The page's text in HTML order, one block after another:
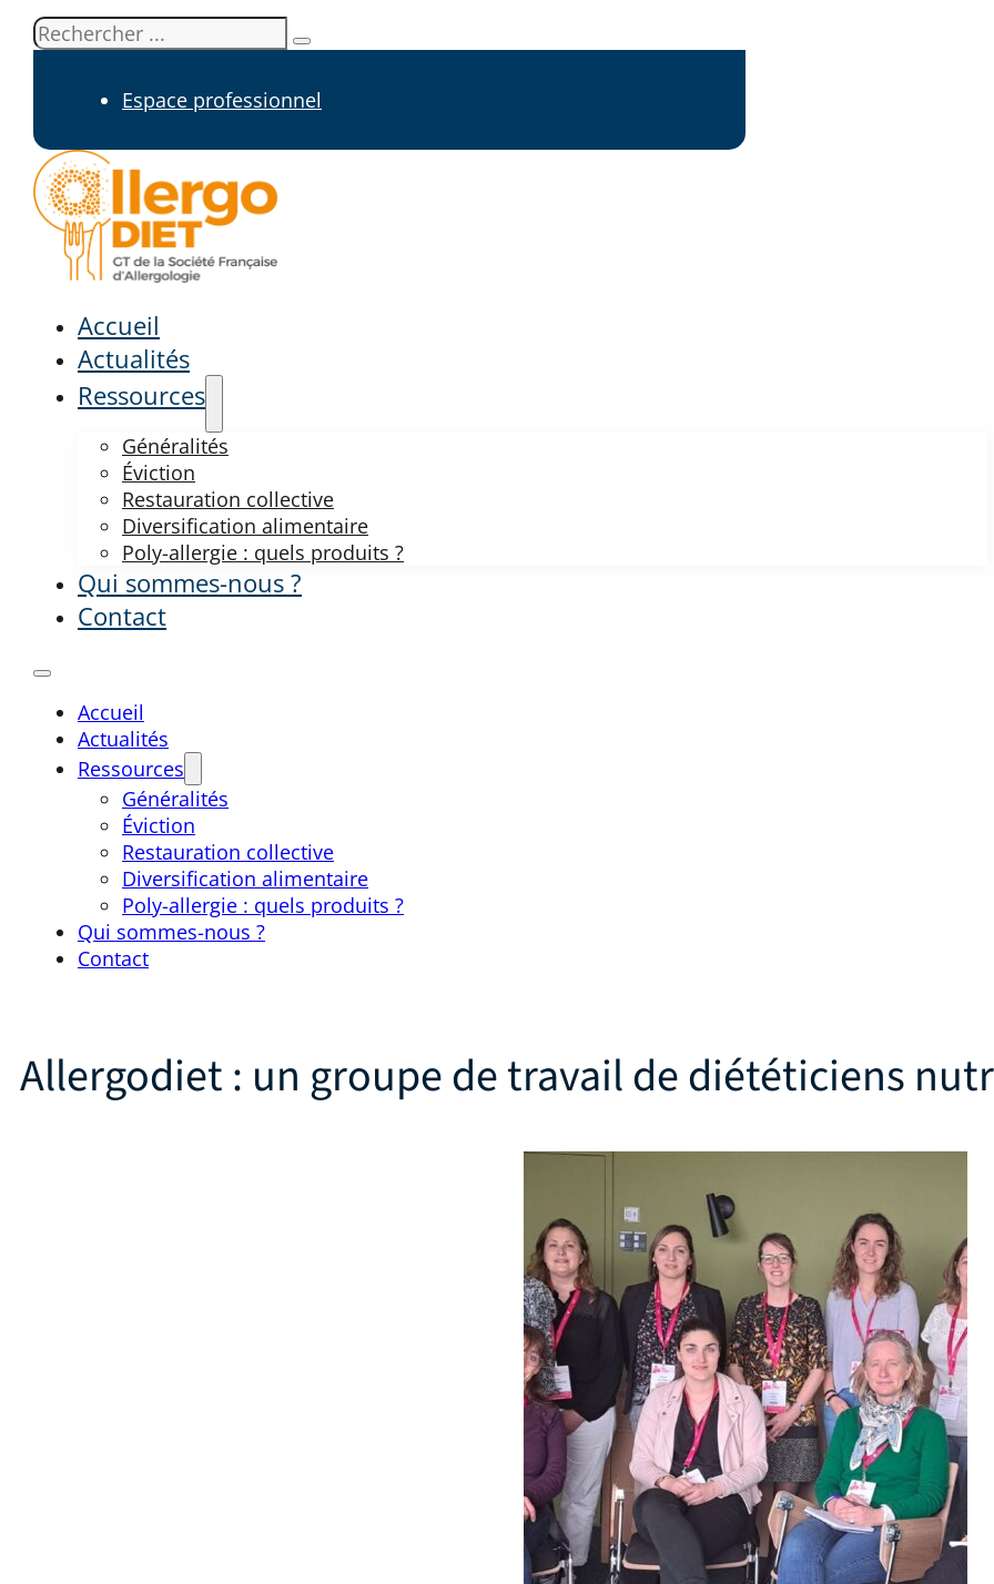
Rechercher
Espace professionnel
Accueil
Actualités
Ressources
Généralités
Éviction
Restauration collective
Diversification alimentaire
Poly-allergie : quels produits ?
Qui sommes-nous ?
Contact
Accueil
Actualités
Ressources
Généralités
Éviction
Restauration collective
Diversification alimentaire
Poly-allergie : quels produits ?
Qui sommes-nous ?
Contact
Allergodiet : un groupe de travail de diététiciens